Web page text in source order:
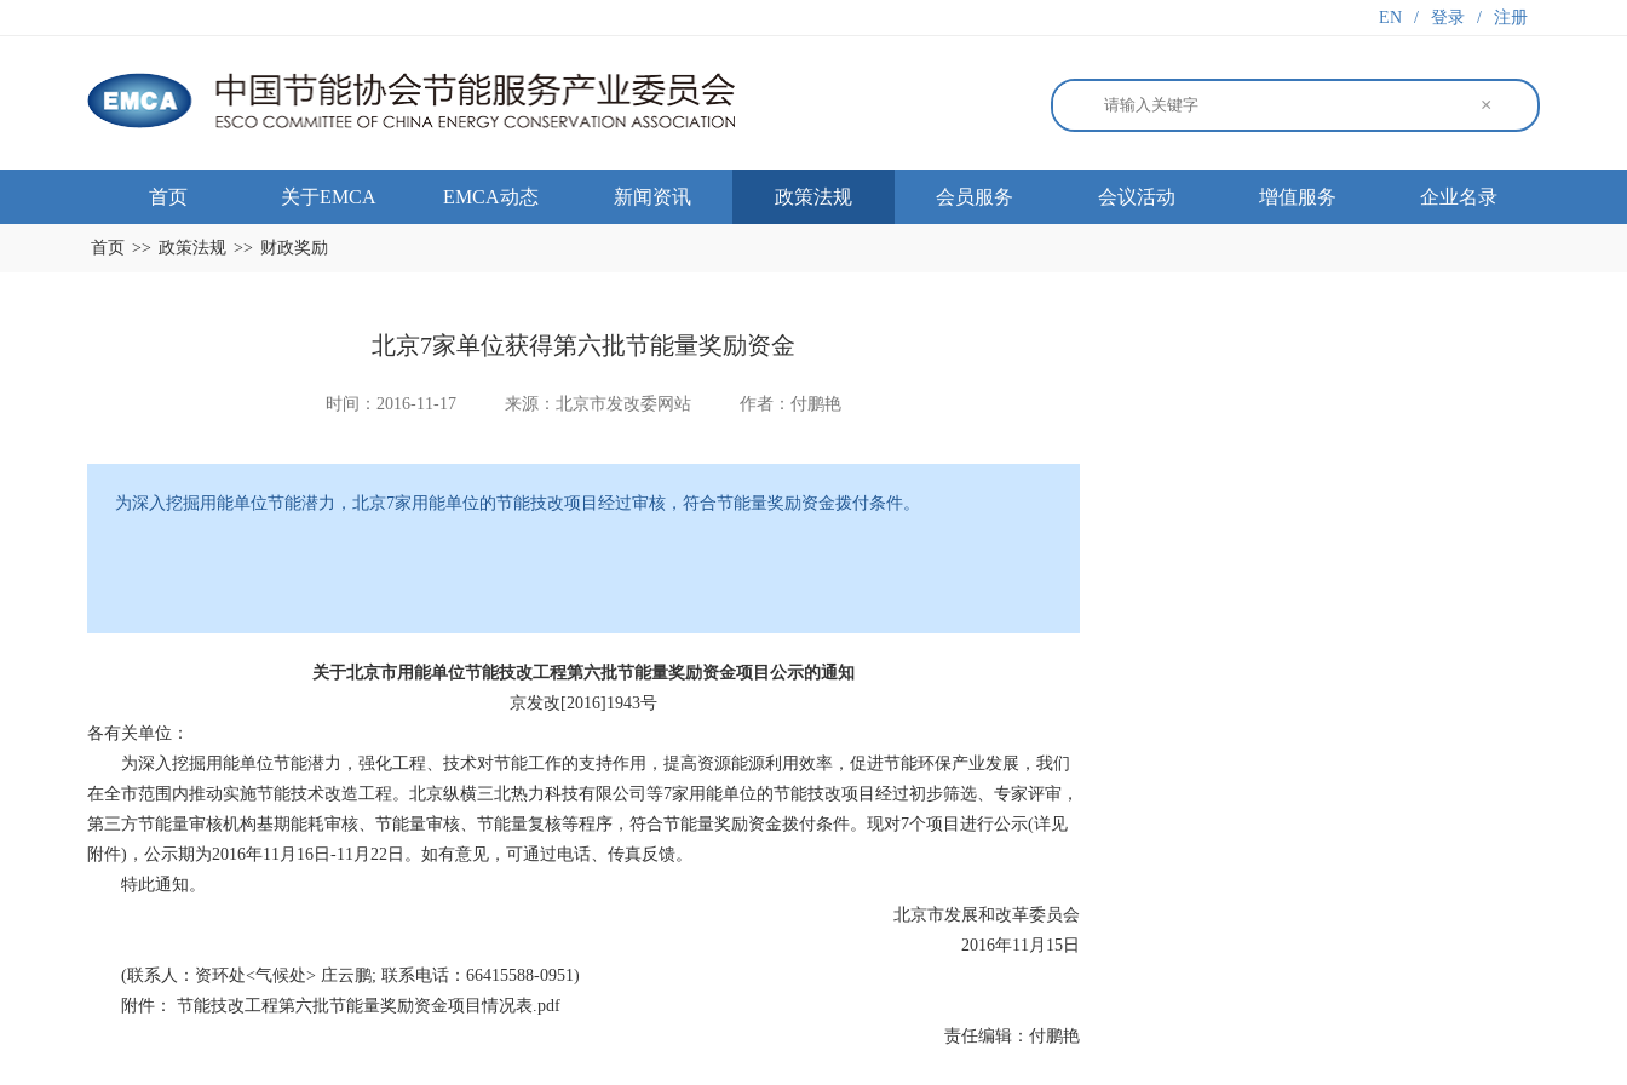
EN / 登录 / 注册
×
首页 关于EMCA EMCA动态 新闻资讯 政策法规 会员服务 会议活动 增值服务 企业名录
首页 >> 政策法规 >> 财政奖励
北京7家单位获得第六批节能量奖励资金
时间：2016-11-17 来源：北京市发改委网站 作者：付鹏艳
为深入挖掘用能单位节能潜力，北京7家用能单位的节能技改项目经过审核，符合节能量奖励资金拨付条件。
关于北京市用能单位节能技改工程第六批节能量奖励资金项目公示的通知
京发改[2016]1943号
各有关单位：
为深入挖掘用能单位节能潜力，强化工程、技术对节能工作的支持作用，提高资源能源利用效率，促进节能环保产业发展，我们
在全市范围内推动实施节能技术改造工程。北京纵横三北热力科技有限公司等7家用能单位的节能技改项目经过初步筛选、专家评审，
第三方节能量审核机构基期能耗审核、节能量审核、节能量复核等程序，符合节能量奖励资金拨付条件。现对7个项目进行公示(详见
附件)，公示期为2016年11月16日-11月22日。如有意见，可通过电话、传真反馈。
特此通知。
北京市发展和改革委员会
2016年11月15日
(联系人：资环处<气候处> 庄云鹏; 联系电话：66415588-0951)
附件： 节能技改工程第六批节能量奖励资金项目情况表.pdf
责任编辑：付鹏艳